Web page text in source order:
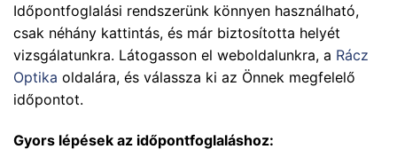
Időpontfoglalási rendszerünk könnyen használható,
csak néhány kattintás, és már biztosította helyét
vizsgálatunkra. Látogasson el weboldalunkra, a Rácz
Optika oldalára, és válassza ki az Önnek megfelelő
időpontot.
Gyors lépések az időpontfoglaláshoz: